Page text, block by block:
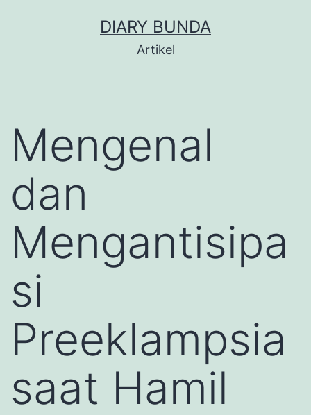
DIARY BUNDA
Artikel
Mengenal
dan
Mengantisipa
si
Preeklampsia
saat Hamil